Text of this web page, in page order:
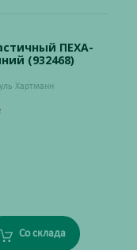
ПЕХА-
(932468)
Хартманн
Со склада